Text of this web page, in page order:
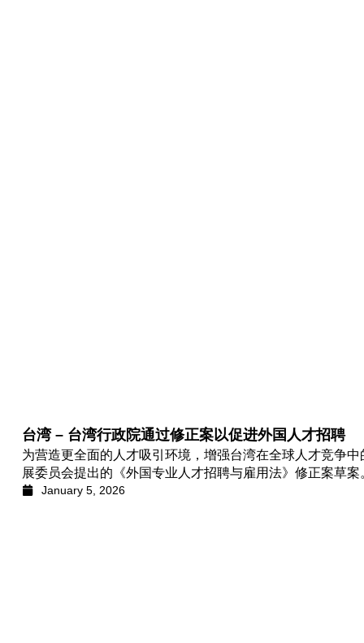
台湾 – 台湾行政院通过修正案以促进外国人才招聘
为营造更全面的人才吸引环境，增强台湾在全球人才竞争
展委员会提出的《外国专业人才招聘与雇用法》修正案草
January 5, 2026